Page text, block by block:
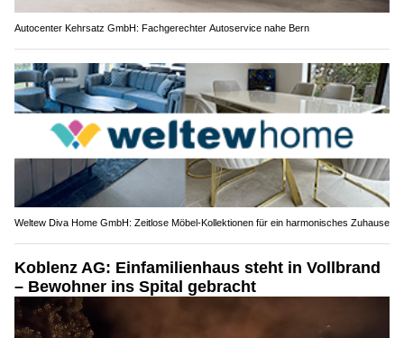
Autocenter Kehrsatz GmbH: Fachgerechter Autoservice nahe Bern
Weltew Diva Home GmbH: Zeitlose Möbel-Kollektionen für ein harmonisches Zuhause
Koblenz AG: Einfamilienhaus steht in Vollbrand
– Bewohner ins Spital gebracht